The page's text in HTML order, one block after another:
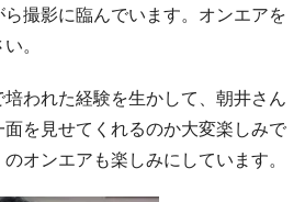
撮影に臨んでいます。オンエアを
。
われた経験を生かして、朝井さん
を見せてくれるのか大変楽しみで
オンエアも楽しみにしています。